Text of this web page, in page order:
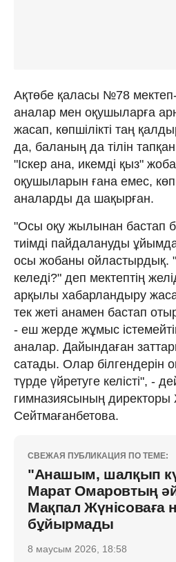
Ақтөбе қаласы №78
аналар мен оқушыларға
жасап, көпшілікті таң
да, баланың да тілін
"Іскер ана, икемді қыз"
оқушыларын ғана емес,
аналарды да шақырған.
"Осы оқу жылынан бастап
тиімді пайдалануды
осы жобаны ойластырдық.
келеді?" деп мектептің
арқылы хабарландыру
тек жеті анамен бастап
- еш жерде жұмыс
аналар. Дайындаған
сатады. Олар білгендерін
түрде үйретуге келісті", -
гимназиясының
Сейтмағанбетова.
СВЕЖАЯ ПУБЛИКАЦИЯ ПО ТЕМЕ:
"Анашым, шалқып
Марат Омаровтың
Мақпал Жүнісоваға
бұйырмады
8 маусым 2026, 18:58